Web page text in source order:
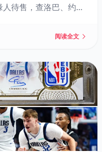
待售，查洛巴、约根
交易弥补缺口。阿隆
阅读全文